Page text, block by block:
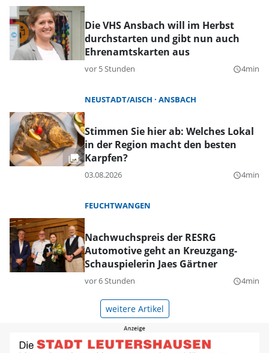
Die VHS Ansbach will im Herbst
durchstarten und gibt nun auch
Ehrenamtskarten aus
vor 5 Stunden query_builder4min
NEUSTADT/AISCH ANSBACH
Stimmen Sie hier ab: Welches Lokal
in der Region macht den besten
Karpfen?
03.08.2026 query_builder4min
FEUCHTWANGEN
Nachwuchspreis der RESRG
Automotive geht an Kreuzgang-
Schauspielerin Jaes Gärtner
vor 6 Stunden query_builder4min
weitere Artikel